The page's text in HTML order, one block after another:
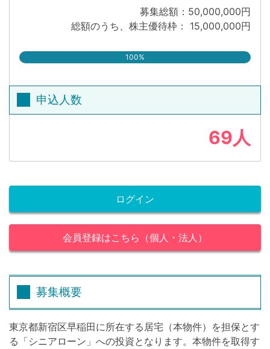
募集総額：50,000,000円
総額のうち、株主優待枠： 15,000,000円
100%
申込人数
69人
ログイン
会員登録はこちら（個人・法人）
募集概要
東京都新宿区早稲田に所在する居宅（本物件）を担保とす
る「シニアローン」への投資となります。本物件を取得す